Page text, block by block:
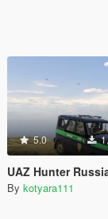
5.0
UAZ Hunter Russian Forest Guard (УАЗ
By kotyara111